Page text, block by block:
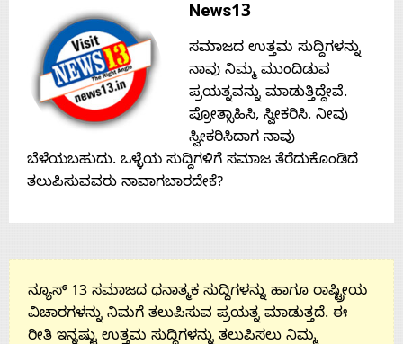
Contact
Us
News13
ಸಮಾಜದ ಉತ್ತಮ ಸುದ್ದಿಗಳನ್ನು
ನಾವು ನಿಮ್ಮ ಮುಂದಿಡುವ
ಪ್ರಯತ್ನವನ್ನು ಮಾಡುತ್ತಿದ್ದೇವೆ.
ಪ್ರೋತ್ಸಾಹಿಸಿ, ಸ್ವೀಕರಿಸಿ. ನೀವು
ಸ್ವೀಕರಿಸಿದಾಗ ನಾವು
ಬೆಳೆಯಬಹುದು. ಒಳ್ಳೆಯ ಸುದ್ದಿಗಳಿಗೆ ಸಮಾಜ ತೆರೆದುಕೊಂಡಿದೆ
ತಲುಪಿಸುವವರು ನಾವಾಗಬಾರದೇಕೆ?
ನ್ಯೂಸ್ 13 ಸಮಾಜದ ಧನಾತ್ಮಕ ಸುದ್ದಿಗಳನ್ನು ಹಾಗೂ ರಾಷ್ಟ್ರೀಯ
ವಿಚಾರಗಳನ್ನು ನಿಮಗೆ ತಲುಪಿಸುವ ಪ್ರಯತ್ನ ಮಾಡುತ್ತದೆ. ಈ
ರೀತಿ ಇನ್ನಷ್ಟು ಉತ್ತಮ ಸುದ್ದಿಗಳನ್ನು ತಲುಪಿಸಲು ನಿಮ್ಮ